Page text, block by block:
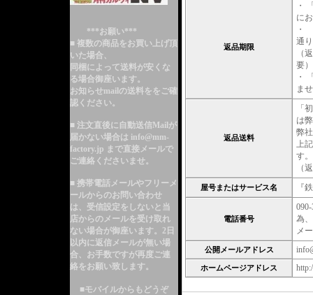
***お願い***
■ 複数の商品をお買い上げ頂
いた場合、
同梱によって送料が安くな
る場合御座います。
お知らせmailの送料ををご確
認ください。
■ 注文直後に自動送信Mailが
届かない場合は info@mm-
factory.jp まで直接メールで
ご連絡くださいませ。
■ 携帯電話メールやフリーメ
ールからのお問い合わせ
は、受信設定をしないと当
店からのメールを受け取れ
ない場合が御座います。2日
以内に返信メールが無い場
合、お手数ですが再度ご連
絡をお願い致します。
■モバイルからもどうぞ
返品期限
・
に
・
通
（
要）
・
ま
返品送料
「
は
弊
上
す。
（
屋号またはサービス名 『
電話番号
為
メ
公開メールアドレス
ホームページアドレス